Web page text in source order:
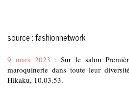
source :fashionnetwork
9 mars 2023 : Sur le salon
maroquinerie dans toute leur
Hikaku, 10.03.53.